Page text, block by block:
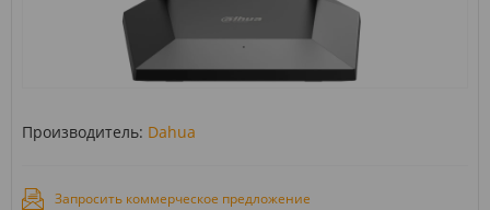
Производитель: Dahua
Запросить коммерческое предложение